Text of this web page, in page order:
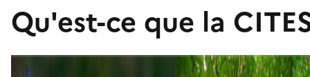
Qu'est-ce que la